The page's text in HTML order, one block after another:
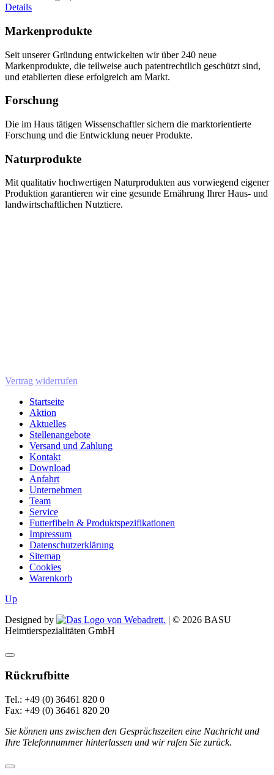
Details
Markenprodukte
Seit unserer Gründung entwickelten wir über 240 neue
Markenprodukte, die teilweise auch patentrechtlich geschützt sind,
und etablierten diese erfolgreich am Markt.
Forschung
Die im Haus tätigen Wissenschaftler sichern die marktorientierte
Forschung und die Entwicklung neuer Produkte.
Naturprodukte
Mit qualitativ hochwertigen Naturprodukten aus vorwiegend eigener
Produktion garantieren wir eine gesunde Ernährung Ihrer Haus- und
landwirtschaftlichen Nutztiere.
Vertrag widerrufen
Startseite
Aktion
Aktuelles
Stellenangebote
Versand und Zahlung
Kontakt
Download
Anfahrt
Unternehmen
Team
Service
Futterfibeln & Produktspezifikationen
Impressum
Datenschutzerklärung
Sitemap
Cookies
Warenkorb
Up
Designed by
| © 2026 BASU
Heimtierspezialitäten GmbH
Rückrufbitte
Tel.: +49 (0) 36461 820 0
Fax: +49 (0) 36461 820 20
Sie können uns zwischen den Gesprächszeiten eine Nachricht und
Ihre Telefonnummer hinterlassen und wir rufen Sie zurück.